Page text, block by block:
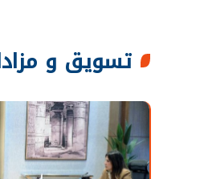
تسويق و